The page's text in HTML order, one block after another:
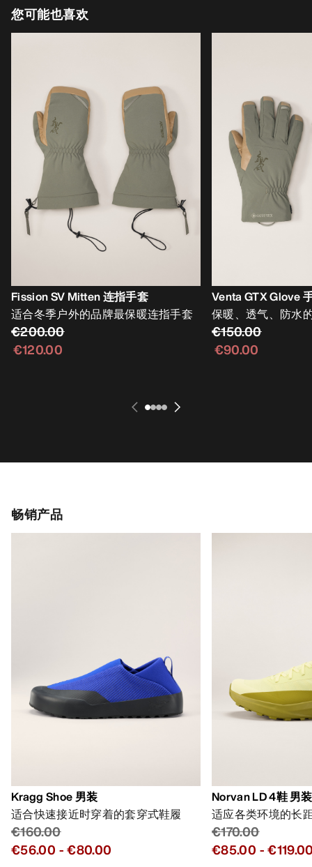
您可能也喜欢
Fission SV Mitten 连指手套
适合冬季户外的品牌最保暖连指手套
€200.00
€120.00
Venta GTX Glove
保暖、透气、防水
€150.00
€90.00
畅销产品
Kragg Shoe 男装
适合快速接近时穿着的套穿式鞋履
€160.00
€56.00 -€80.00
Norvan LD 4鞋 男装
适应各类环境的长
€170.00
€85.00 -